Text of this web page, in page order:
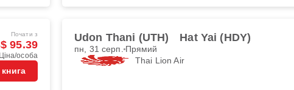
Почати з
95.39
Ціна/особа
книга
Udon Thani (UTH) Hat Yai (HDY)
пн, 31 серп. Прямий
Thai Lion Air